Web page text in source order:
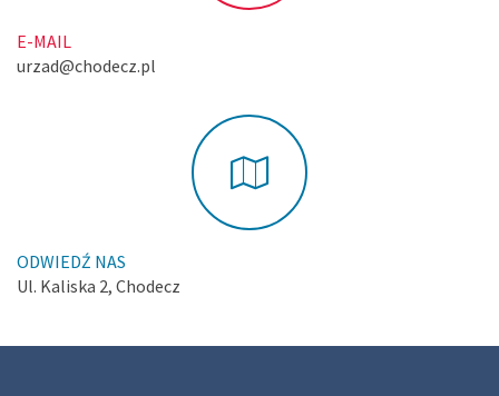
E-MAIL
urzad@chodecz.pl
ODWIEDŹ NAS
Ul. Kaliska 2, Chodecz